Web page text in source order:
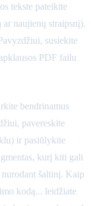
tekste pateikite
naujienų straipsnį).
susiekite
PDF failu
bendrinamus
pavereskite
ir pasiūlykite
kurį kiti gali
šaltinį. Kaip
kodą... leidžiate